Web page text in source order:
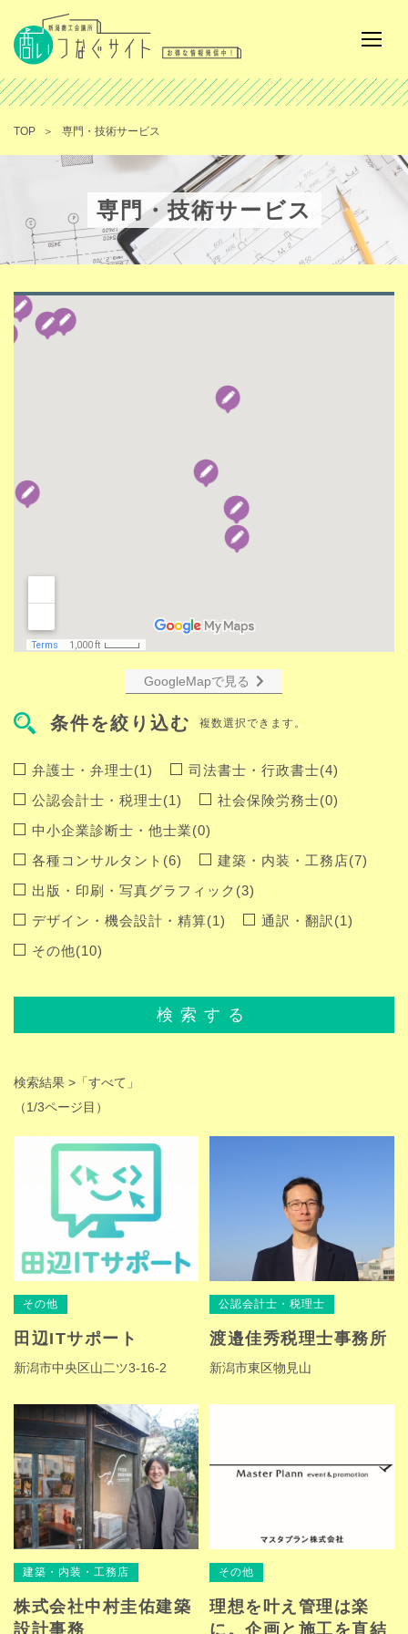
TOP 専門・技術サービス
専門・技術サービス
GoogleMapで見る
条件を絞り込む 複数選択できます。
弁護士・弁理士(1)
司法書士・行政書士(4)
公認会計士・税理士(1)
社会保険労務士(0)
中小企業診断士・他士業(0)
各種コンサルタント(6)
建築・内装・工務店(7)
出版・印刷・写真グラフィック(3)
デザイン・機会設計・精算(1)
通訳・翻訳(1)
その他(10)
検索する
検索結果 > 「すべて」
（1/3ページ目）
その他
田辺ITサポート
新潟市中央区山二ツ3-16-2
公認会計士・税理士
渡邉佳秀税理士事務所
新潟市東区物見山
建築・内装・工務店
株式会社中村圭佑建築
設計事務
その他
理想を叶え管理は楽
に。企画と施工を直結